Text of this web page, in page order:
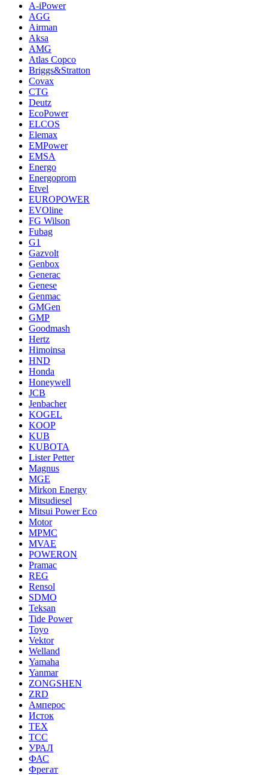
A-iPower
AGG
Airman
Aksa
AMG
Atlas Copco
Briggs&Stratton
Covax
CTG
Deutz
EcoPower
ELCOS
Elemax
EMPower
EMSA
Energo
Energoprom
Etvel
EUROPOWER
EVOline
FG Wilson
Fubag
G1
Gazvolt
Genbox
Generac
Genese
Genmac
GMGen
GMP
Goodmash
Hertz
Himoinsa
HND
Honda
Honeywell
JCB
Jenbacher
KOGEL
KOOP
KUB
KUBOTA
Lister Petter
Magnus
MGE
Mirkon Energy
Mitsudiesel
Mitsui Power Eco
Motor
MPMC
MVAE
POWERON
Pramac
REG
Rensol
SDMO
Teksan
Tide Power
Toyo
Vektor
Welland
Yamaha
Yanmar
ZONGSHEN
ZRD
Амперос
Исток
ТЕХ
ТСС
УРАЛ
ФАС
Фрегат